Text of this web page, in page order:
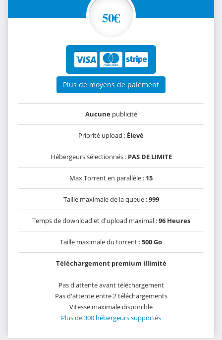
50€
Plus de moyens de paiement
Aucunepublicité
Priorité upload : Élevé
Hébergeurs sélectionnés : PAS DE LIMITE
Max Torrent en parallèle : 15
Taille maximale de la queue :999
Temps de download et d'upload maximal :96 Heures
Taille maximale du torrent :500 Go
Téléchargement premium illimité
Pas d'attente avant téléchargement
Pas d'attente entre 2 téléchargements
Vitesse maximale disponible
Plus de 300 hébergeurs supportés